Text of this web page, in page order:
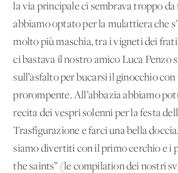
la via principale ci sembrava troppo
abbiamo optato per la mulattiera che
molto più maschia, tra i vigneti dei
ci bastava il nostro amico Luca Penzo
sull’asfalto per bucarsi il ginocchio
prorompente. All’abbazia abbiamo
recita dei vespri solenni per la festa
Trasfigurazione e farci una bella
siamo divertiti con il primo cerchio e i
the saints” (le compilation dei nostri